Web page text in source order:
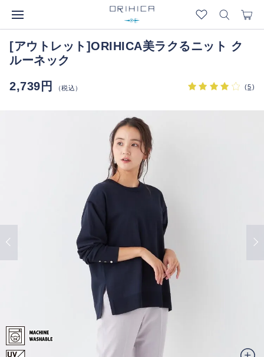
[アウトレット]ORIHICA美ラクるニット ク
ルーネック
2,739円
（税込） (5)